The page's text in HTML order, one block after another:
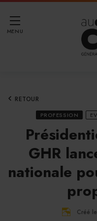
MENU
RETOUR
PROFESSION
GHR
nationale
Créé